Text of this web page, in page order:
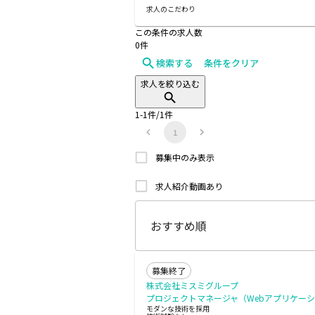
求人のこだわり
この条件の求人数
0件
検索する 条件をクリア
求人を絞り込む
1-1件/1件
1
募集中のみ表示
求人紹介動画あり
募集終了
株式会社ミスミグループ
プロジェクトマネージャ（Webアプリケー
モダンな技術を採用